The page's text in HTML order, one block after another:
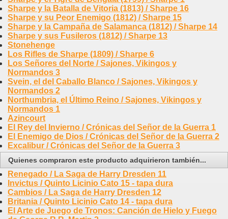
Sharpe y la Batalla de Vitoria (1813) / Sharpe 16
Sharpe y su Peor Enemigo (1812) / Sharpe 15
Sharpe y la Campaña de Salamanca (1812) / Sharpe 14
Sharpe y sus Fusileros (1812) / Sharpe 13
Stonehenge
Los Rifles de Sharpe (1809) / Sharpe 6
Los Señores del Norte / Sajones, Vikingos y
Normandos 3
Svein, el del Caballo Blanco / Sajones, Vikingos y
Normandos 2
Northumbria, el Último Reino / Sajones, Vikingos y
Normandos 1
Azincourt
El Rey del Invierno / Crónicas del Señor de la Guerra 1
El Enemigo de Dios / Crónicas del Señor de la Guerra 2
Excalibur / Crónicas del Señor de la Guerra 3
Quienes compraron este producto adquirieron también...
Renegado / La Saga de Harry Dresden 11
Invictus / Quinto Licinio Cato 15 - tapa dura
Cambios / La Saga de Harry Dresden 12
Britania / Quinto Licinio Cato 14 - tapa dura
El Arte de Juego de Tronos: Canción de Hielo y Fuego